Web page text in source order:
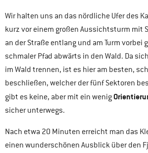
Wir halten uns an das nördliche Ufer des
kurz vor einem großen Aussichtsturm mit
an der Straße entlang und am Turm vorbei
schmaler Pfad abwärts in den Wald. Da
im Wald trennen, ist es hier am besten,
beschließen, welcher der fünf Sektoren
gibt es keine, aber mit ein wenig
sicher unterwegs.
Nach etwa 20 Minuten erreicht man das
einen wunderschönen Ausblick über den